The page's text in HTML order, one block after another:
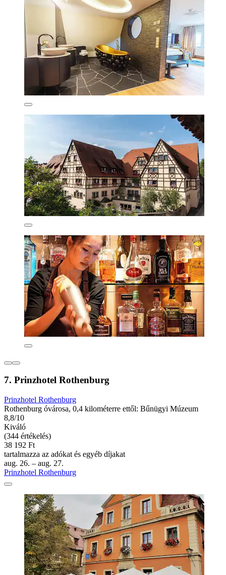
7. Prinzhotel Rothenburg
Prinzhotel Rothenburg
Rothenburg óvárosa, 0,4 kilométerre ettől: Bűnügyi Múzeum
8,8/10
Kiváló
(344 értékelés)
38 192 Ft
tartalmazza az adókat és egyéb díjakat
aug. 26. – aug. 27.
Prinzhotel Rothenburg